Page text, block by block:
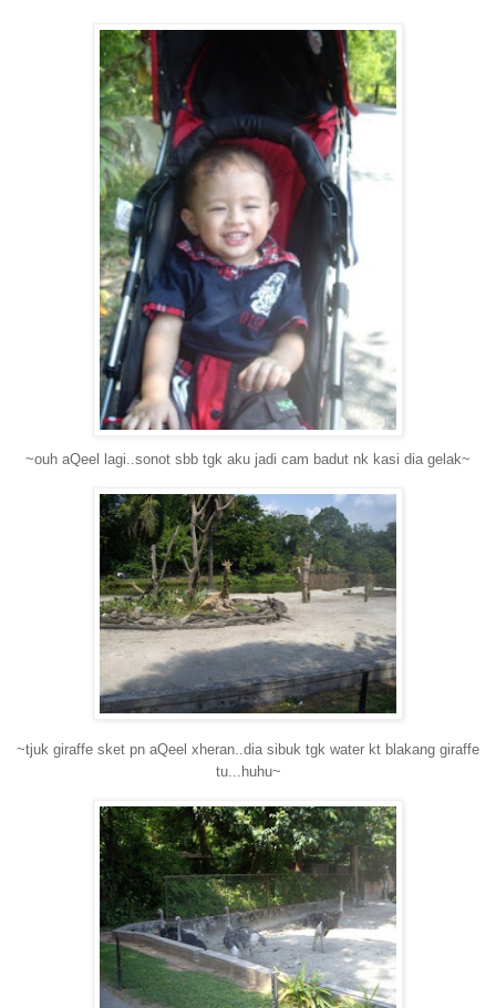
~ouh aQeel lagi..sonot sbb tgk aku jadi cam badut nk kasi dia gelak~
~tjuk giraffe sket pn aQeel xheran..dia sibuk tgk water kt blakang giraffe
tu...huhu~